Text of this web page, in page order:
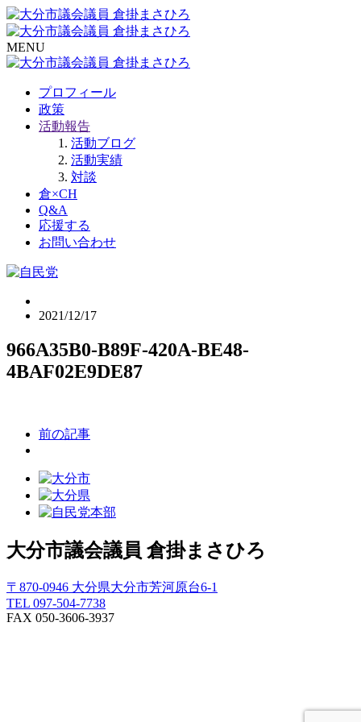
MENU
プロフィール
政策
活動報告
活動ブログ
活動実績
対談
倉×CH
Q&A
応援する
お問い合わせ
2021/12/17
966A35B0-B89F-420A-BE48-
4BAF02E9DE87
前の記事
大分市議会議員 倉掛まさひろ
〒870-0946 大分県大分市芳河原台6-1
TEL 097-504-7738
FAX 050-3606-3937